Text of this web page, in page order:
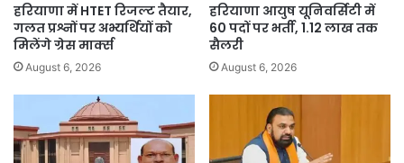
हरियाणा में HTET रिजल्ट तैयार,
गलत प्रश्नों पर अभ्यर्थियों को
मिलेंगे ग्रेस मार्क्स
August 6, 2026
हरियाणा आयुष यूनिवर्सिटी में
60 पदों पर भर्ती, 1.12 लाख तक
सैलरी
August 6, 2026